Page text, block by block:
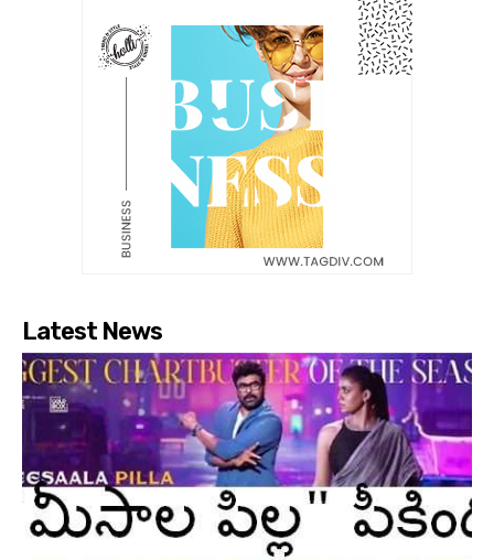
Latest News